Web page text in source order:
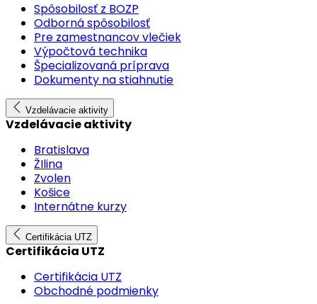
Spôsobilosť z BOZP
Odborná spôsobilosť
Pre zamestnancov vlečiek
Výpočtová technika
Špecializovaná príprava
Dokumenty na stiahnutie
Vzdelávacie aktivity
Vzdelávacie aktivity
Bratislava
ŽIlina
Zvolen
Košice
Internátne kurzy
Certifikácia UTZ
Certifikácia UTZ
Certifikácia UTZ
Obchodné podmienky